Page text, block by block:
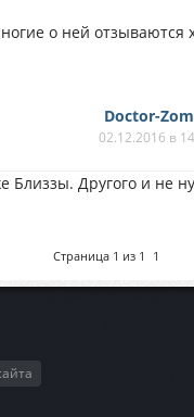
о ней отзываются
Doctor-
02.12.2016 в
Близзы. Другого и не
Страница 1 из 1 1